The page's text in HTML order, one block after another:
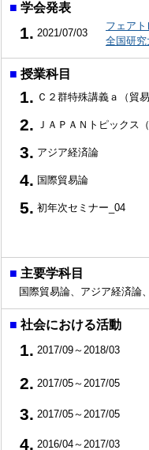
■ 学会発表
1. 2021/07/03
フェア
全国研究
■ 授業科目
1. Ｃ２群特殊講義ａ（貿
2. ＪＡＰＡＮトピックス
3. アジア経済論
4. 国際貿易論
5. 初年次セミナー_04
■ 主要学科目
国際貿易論、アジア経済
■ 社会における活動
1. 2017/09～2018/03
2. 2017/05～2017/05
3. 2017/05～2017/05
4. 2016/04～2017/03